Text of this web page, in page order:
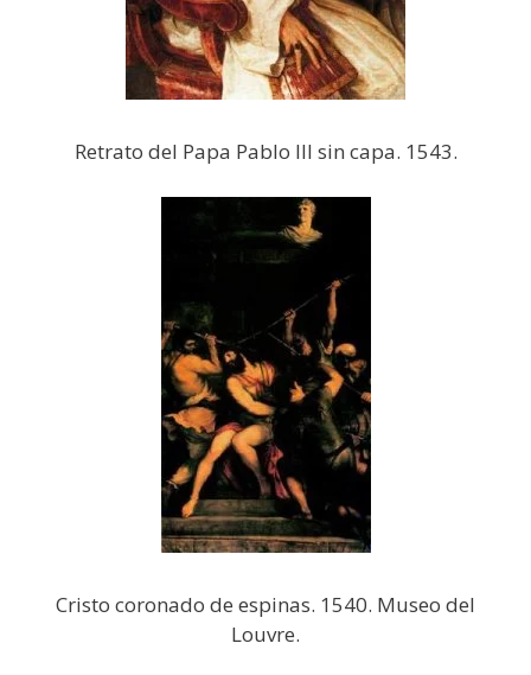
Retrato del Papa Pablo III sin capa. 1543.
Cristo coronado de espinas. 1540. Museo del
Louvre.